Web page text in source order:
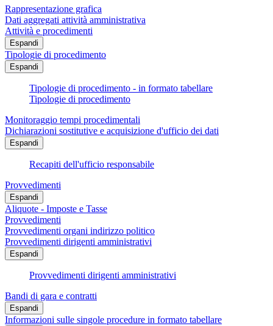
Rappresentazione grafica
Dati aggregati attività amministrativa
Attività e procedimenti
Espandi
Tipologie di procedimento
Espandi
Tipologie di procedimento - in formato tabellare
Tipologie di procedimento
Monitoraggio tempi procedimentali
Dichiarazioni sostitutive e acquisizione d'ufficio dei dati
Espandi
Recapiti dell'ufficio responsabile
Provvedimenti
Espandi
Aliquote - Imposte e Tasse
Provvedimenti
Provvedimenti organi indirizzo politico
Provvedimenti dirigenti amministrativi
Espandi
Provvedimenti dirigenti amministrativi
Bandi di gara e contratti
Espandi
Informazioni sulle singole procedure in formato tabellare